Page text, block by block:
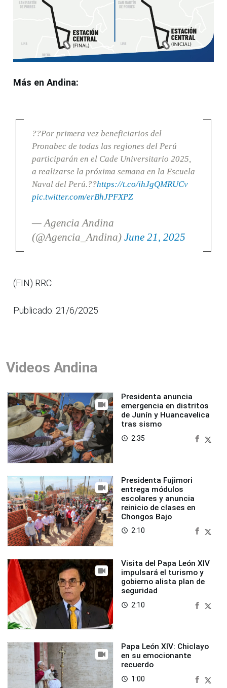
Más en Andina:
??Por primera vez beneficiarios del
Pronabec de todas las regiones del Perú
participarán en el Cade Universitario 2025,
a realizarse la próxima semana en la Escuela
Naval del Perú.??https://t.co/ihJgQMRUCv
pic.twitter.com/erBhJPFXPZ
— Agencia Andina
(@Agencia_Andina) June 21, 2025
(FIN) RRC
Publicado: 21/6/2025
Videos Andina
Presidenta anuncia
emergencia en distritos
de Junín y Huancavelica
tras sismo
access_time 2:35
Presidenta Fujimori
entrega módulos
escolares y anuncia
reinicio de clases en
Chongos Bajo
access_time 2:10
Visita del Papa León XIV
impulsará el turismo y
gobierno alista plan de
seguridad
access_time 2:10
Papa León XIV: Chiclayo
en su emocionante
recuerdo
access_time 1:00